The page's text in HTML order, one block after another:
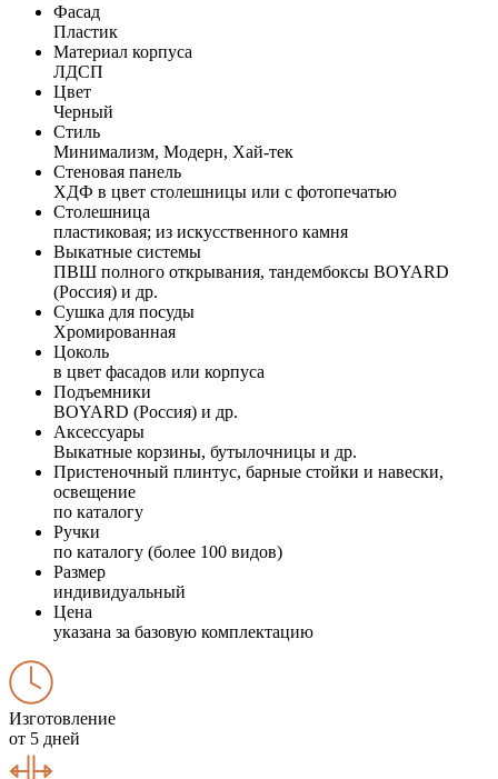
Фасад
Пластик
Материал корпуса
ЛДСП
Цвет
Черный
Стиль
Минимализм, Модерн, Хай-тек
Стеновая панель
ХДФ в цвет столешницы или с фотопечатью
Столешница
пластиковая; из искусственного камня
Выкатные системы
ПВШ полного открывания, тандембоксы BOYARD
(Россия) и др.
Сушка для посуды
Хромированная
Цоколь
в цвет фасадов или корпуса
Подъемники
BOYARD (Россия) и др.
Аксессуары
Выкатные корзины, бутылочницы и др.
Пристеночный плинтус, барные стойки и навески,
освещение
по каталогу
Ручки
по каталогу (более 100 видов)
Размер
индивидуальный
Цена
указана за базовую комплектацию
Изготовление
от 5 дней